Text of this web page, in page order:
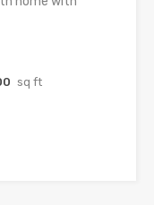
sq ft